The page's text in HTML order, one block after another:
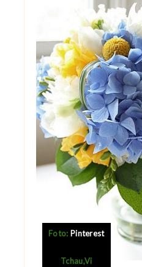
Foto: Pinterest
Tchau,Vi